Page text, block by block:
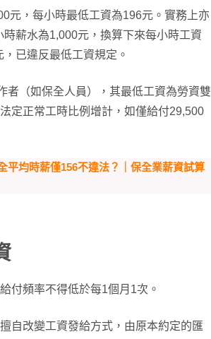
元，每小時最低工資為196元。實務上亦
薪水為1,000元，換算下來每小時工資
已違反最低工資規定。
者（如保全人員），其最低工資為勞資雙
定正常工時比例增計，如僅給付29,500
平均時薪僅156不違法？｜保全業薪資試算
付頻率不得低於每1個月1次。
自改變工資發給方式，由原本約定的匯